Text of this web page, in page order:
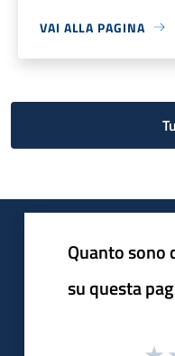
VAI ALLA PAGINA
Quanto sono
su questa